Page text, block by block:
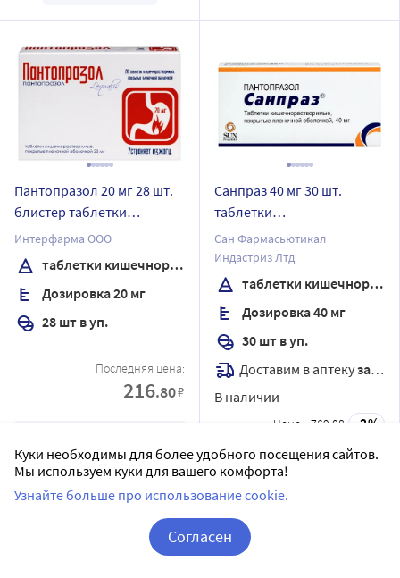
Пантопразол 20 мг 28 шт.
блистер таблетки
кишечнорастворимые ,
покрытые пленочной
оболочкой
Интерфарма ООО
таблетки кишечнорастворимые , покрытые пленочной оболочкой
Дозировка 20 мг
28 шт в уп.
Последняя цена:
216.80₽
Санпраз 40 мг 30 шт.
таблетки
кишечнорастворимые ,
покрытые пленочной
оболочкой
Сан Фармасьютикал
Индастриз Лтд
таблетки кишечнорастворимые , покрытые пленочной оболочкой
Дозировка 40 мг
30 шт в уп.
Доставим в аптекузавтра
В наличии
Цена: 769.08 2
753.70
Куки необходимы для более удобного посещения сайтов.
Мы используем куки для вашего комфорта!
Узнайте больше про использование cookie.
Согласен